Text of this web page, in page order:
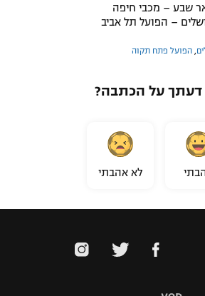
הפועל פתח תקוה
על הכתבה?
לא אהבתי